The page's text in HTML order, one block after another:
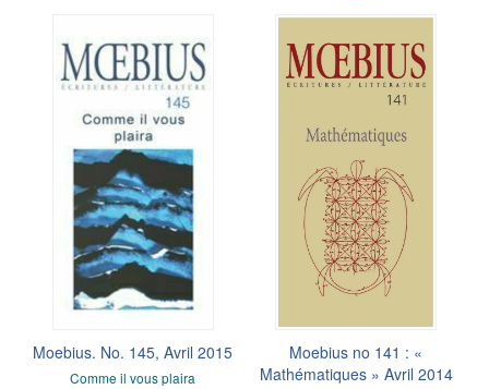
Moebius. No. 145, Avril 2015
Comme il vous plaira
Moebius no 141 : «
Mathématiques » Avril 2014